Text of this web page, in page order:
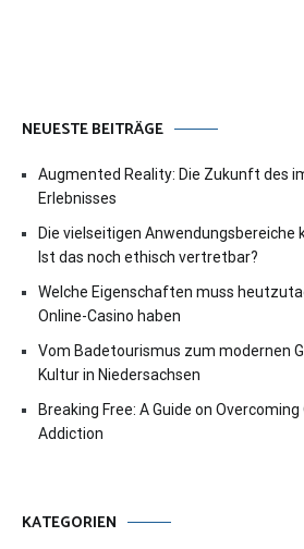
NEUESTE BEITRÄGE
Augmented Reality: Die Zukunft des
Erlebnisses
Die vielseitigen Anwendungsbereiche
Ist das noch ethisch vertretbar?
Welche Eigenschaften muss
Online-Casino haben
Vom Badetourismus zum modernen
Kultur in Niedersachsen
Breaking Free: A Guide on
Addiction
KATEGORIEN